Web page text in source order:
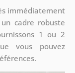
immédiatement
cadre robuste
1 ou 2
vous pouvez